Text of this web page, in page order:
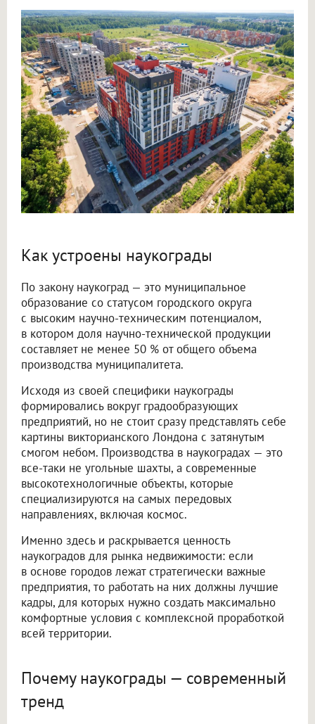
Как устроены наукограды
По закону наукоград — это муниципальное
образование со статусом городского округа
с высоким научно-техническим потенциалом,
в котором доля научно-технической продукции
составляет не менее 50 % от общего объема
производства муниципалитета.
Исходя из своей специфики наукограды
формировались вокруг градообразующих
предприятий, но не стоит сразу представлять себе
картины викторианского Лондона с затянутым
смогом небом. Производства в наукоградах — это
все-таки не угольные шахты, а современные
высокотехнологичные объекты, которые
специализируются на самых передовых
направлениях, включая космос.
Именно здесь и раскрывается ценность
наукоградов для рынка недвижимости: если
в основе городов лежат стратегически важные
предприятия, то работать на них должны лучшие
кадры, для которых нужно создать максимально
комфортные условия с комплексной проработкой
всей территории.
Почему наукограды — современный
тренд